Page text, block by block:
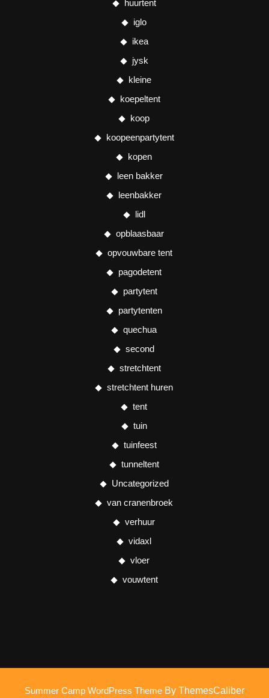
huurtent
iglo
ikea
jysk
kleine
koepeltent
koop
koopeenpartytent
kopen
leen bakker
leenbakker
lidl
opblaasbaar
opvouwbare tent
pagodetent
partytent
partytenten
quechua
second
stretchtent
stretchtent huren
tent
tuin
tuinfeest
tunneltent
Uncategorized
van cranenbroek
verhuur
vidaxl
vloer
vouwtent
Summer Camp WordPress Theme By ThemesCaliber